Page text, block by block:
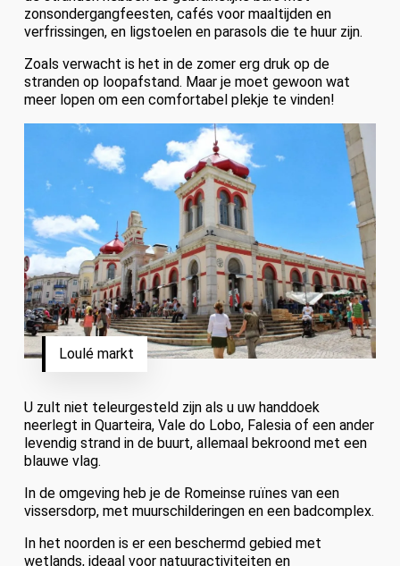
zonsondergangfeesten, cafés voor maaltijden en
verfrissingen, en ligstoelen en parasols die te huur zijn.
Zoals verwacht is het in de zomer erg druk op de
stranden op loopafstand. Maar je moet gewoon wat
meer lopen om een comfortabel plekje te vinden!
Loulé markt
U zult niet teleurgesteld zijn als u uw handdoek
neerlegt in Quarteira, Vale do Lobo, Falesia of een ander
levendig strand in de buurt, allemaal bekroond met een
blauwe vlag.
In de omgeving heb je de Romeinse ruïnes van een
vissersdorp, met muurschilderingen en een badcomplex.
In het noorden is er een beschermd gebied met
wetlands, ideaal voor natuuractiviteiten en